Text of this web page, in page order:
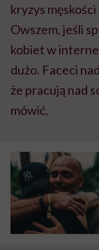
kryzys
Owszem, jeśli
kobiet w
dużo. Faceci
że pracują nad
mówić.